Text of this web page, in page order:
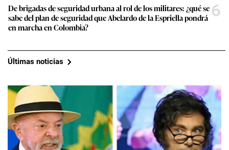
De brigadas de seguridad urbana al rol de los militares: ¿qué se
sabe del plan de seguridad que Abelardo de la Espriella pondrá
en marcha en Colombia?
6
Últimas noticias